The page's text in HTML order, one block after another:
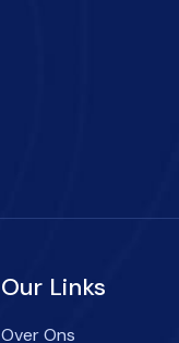
Our Links
Over Ons